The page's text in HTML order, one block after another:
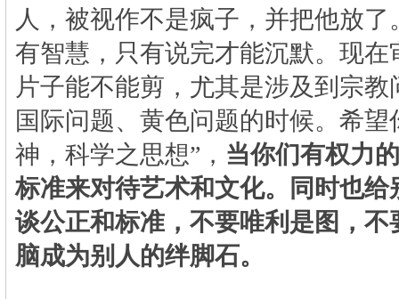
人，被视作不是疯子，并把他放
有智慧，只有说完才能沉默。现在
片子能不能剪，尤其是涉及到宗
国际问题、黄色问题的时候。希望
神，科学之思想”， 当你们有权力
标准来对待艺术和文化。同时也给
谈公正和标准，不要唯利是图，不
脑成为别人的绊脚石。